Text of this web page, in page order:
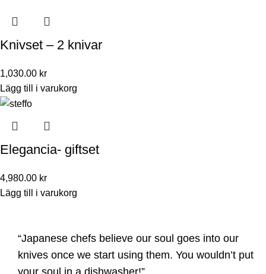
Knivset – 2 knivar
1,030.00 kr
Lägg till i varukorg
Elegancia- giftset
4,980.00 kr
Lägg till i varukorg
“Japanese chefs believe our soul goes into our
knives once we start using them. You wouldn’t put
your soul in a dishwasher!”